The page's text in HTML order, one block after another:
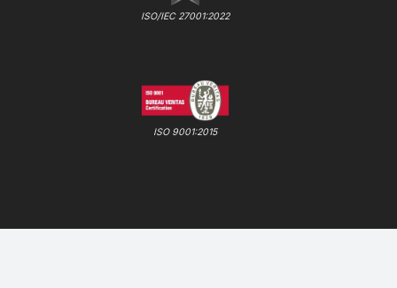
ISO/IEC 27001:2022
ISO 9001:2015